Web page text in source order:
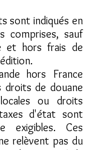
sont indiqués en
comprises, sauf
et hors frais de
hors France
droits de douane
ou droits
d'état sont
exigibles. Ces
relèvent pas du